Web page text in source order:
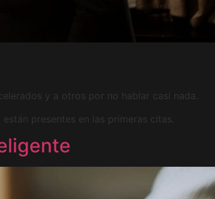
y a otros por no hablar casi nada.
presentes en las primeras citas.